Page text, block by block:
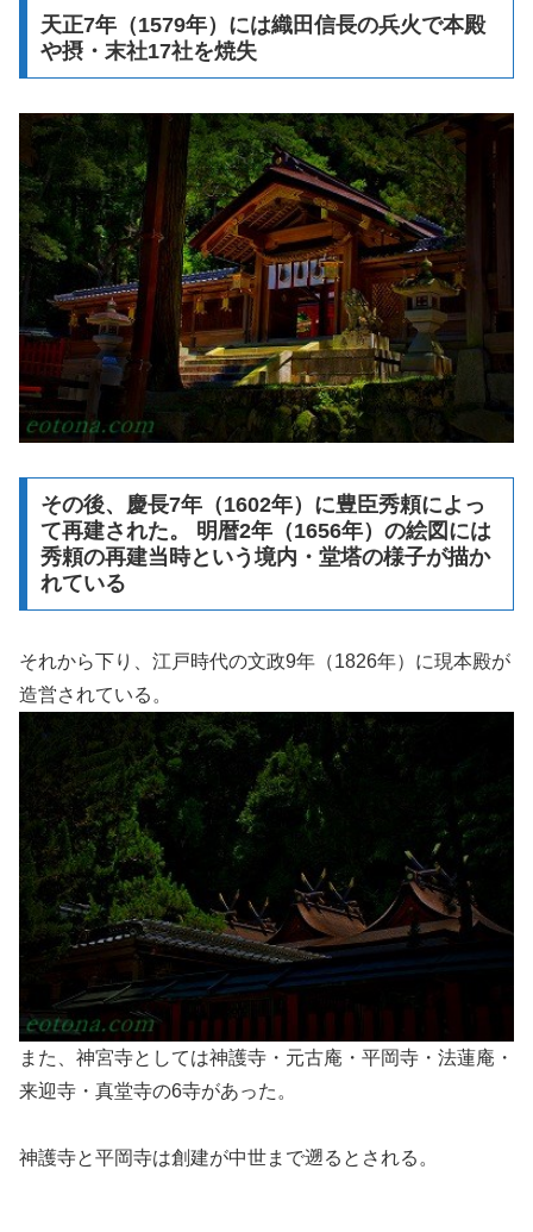
天正7年（1579年）には織田信長の兵火で本殿
や摂・末社17社を焼失
その後、慶長7年（1602年）に豊臣秀頼によっ
て再建された。 明暦2年（1656年）の絵図には
秀頼の再建当時という境内・堂塔の様子が描か
れている
それから下り、江戸時代の文政9年（1826年）に現本殿が
造営されている。
また、神宮寺としては神護寺・元古庵・平岡寺・法蓮庵・
来迎寺・真堂寺の6寺があった。
神護寺と平岡寺は創建が中世まで遡るとされる。